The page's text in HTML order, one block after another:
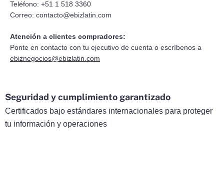
Teléfono: +51 1 518 3360
Correo: contacto@ebizlatin.com
Atención a clientes compradores:
Ponte en contacto con tu ejecutivo de cuenta o escríbenos a
ebiznegocios@ebizlatin.com
Seguridad y cumplimiento garantizado
Certificados bajo estándares internacionales para proteger
tu información y operaciones